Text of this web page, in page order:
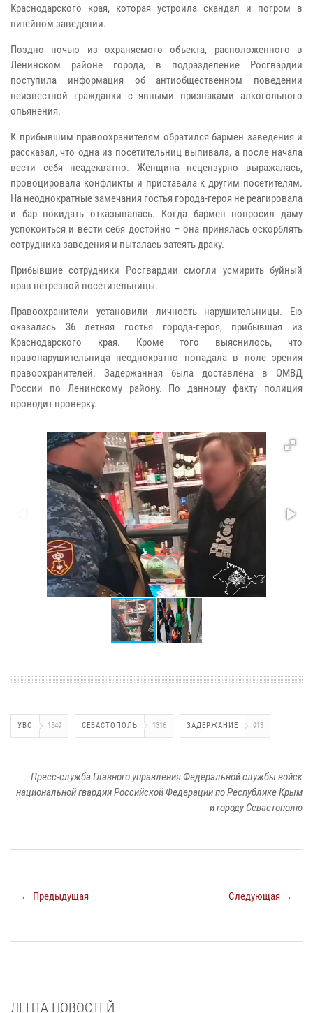
Краснодарского края, которая устроила скандал и погром в
питейном заведении.
Поздно ночью из охраняемого объекта, расположенного в
Ленинском районе города, в подразделение Росгвардии
поступила информация об антиобщественном поведении
неизвестной гражданки с явными признаками алкогольного
опьянения.
К прибывшим правоохранителям обратился бармен заведения и
рассказал, что одна из посетительниц выпивала, а после начала
вести себя неадекватно. Женщина нецензурно выражалась,
провоцировала конфликты и приставала к другим посетителям.
На неоднократные замечания гостья города-героя не реагировала
и бар покидать отказывалась. Когда бармен попросил даму
успокоиться и вести себя достойно – она принялась оскорблять
сотрудника заведения и пыталась затеять драку.
Прибывшие сотрудники Росгвардии смогли усмирить буйный
нрав нетрезвой посетительницы.
Правоохранители установили личность нарушительницы. Ею
оказалась 36 летняя гостья города-героя, прибывшая из
Краснодарского края. Кроме того выяснилось, что
правонарушительница неоднократно попадала в поле зрения
правоохранителей. Задержанная была доставлена в ОМВД
России по Ленинскому району. По данному факту полиция
проводит проверку.
УВО 1549 СЕВАСТОПОЛЬ 1316 ЗАДЕРЖАНИЕ 913
Пресс-служба Главного управления Федеральной службы войск
национальной гвардии Российской Федерации по Республике Крым
и городу Севастополю
← Предыдущая Следующая →
ЛЕНТА НОВОСТЕЙ